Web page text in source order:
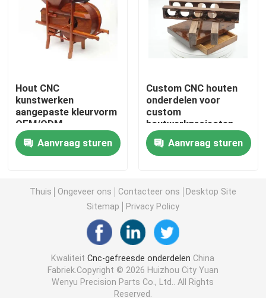
CNC-freesonderdelen
CNC Draaiende Malendelen
CNC Roestvrij staaldelen
CNC Messingsdelen
Lasersnijdende onderdelen
3D-geprinte onderdelen
Hout CNC
kunstwerken
aangepaste kleurvorm
OEM/ODM
geaccepteerde plank
bracket bracket
hardware
Aanvraag sturen
Custom CNC houten
onderdelen voor
custom
houtwerkprojecten
vorm Custom
OEM/ODM
geaccepteerd
Aanvraag sturen
Thuis Ongeveer ons Contacteer ons
Desktop Site
Sitemap
Privacy Policy
KwaliteitCnc-gefreesde onderdelen China
Fabriek.Copyright © 2026 Huizhou City Yuan
Wenyu Precision Parts Co., Ltd.. All Rights
Reserved.